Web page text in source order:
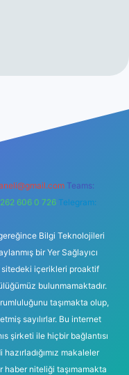
Teams:
606 0 726 Telegram:
Bilgi Teknolojileri
bir Yer Sağlayıcı
içerikleri proaktif
bulunmamaktadır.
taşımakta olup,
sayılırlar. Bu internet
şirketi ile hiçbir bağlantısı
makaleler
haber niteliği taşımamakta